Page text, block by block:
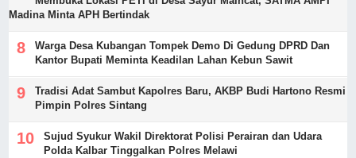
Madina Minta APH Bertindak
Warga Desa Kubangan Tompek Demo Di Gedung DPRD Dan
Kantor Bupati Meminta Keadilan Lahan Kebun Sawit
Tradisi Adat Sambut Kapolres Baru, AKBP Budi Hartono Resmi
Pimpin Polres Sintang
Sujud Syukur Wakil Direktorat Polisi Perairan dan Udara
Polda Kalbar Tinggalkan Polres Melawi